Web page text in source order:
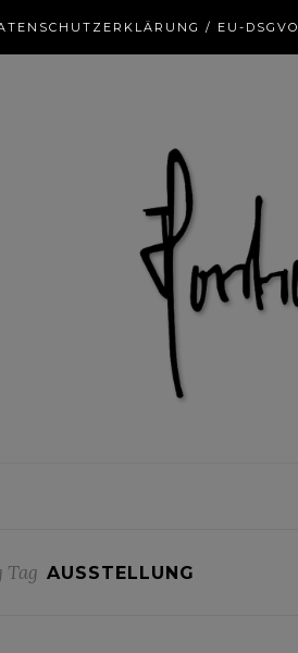
/ EU-DSGVO
Tag AUSSTELLUNG